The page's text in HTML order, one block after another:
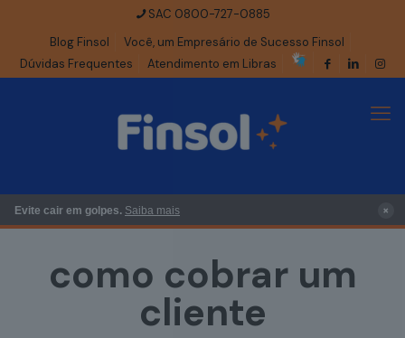
SAC 0800-727-0885
Blog Finsol
Você, um Empresário de Sucesso Finsol
Dúvidas Frequentes
Atendimento em Libras
Evite cair em golpes. Saiba mais ×
como cobrar um
cliente